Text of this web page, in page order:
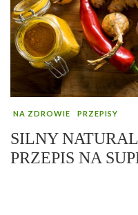
NA ZDROWIE PRZEPISY
SILNY
PRZEPIS NA